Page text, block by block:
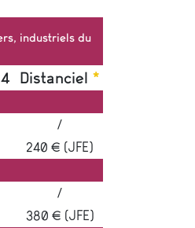
industriels du
Distanciel *
/
240 € (JFE)
/
380 € (JFE)